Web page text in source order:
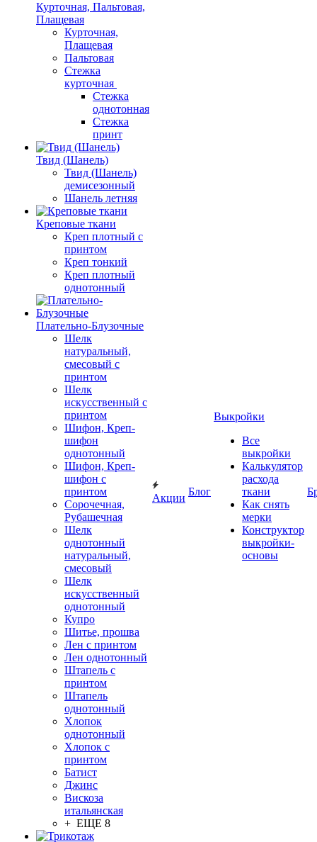
Курточная, Пальтовая,
Плащевая
Курточная,
Плащевая
Пальтовая
Стежка
курточная
Стежка
однотонная
Стежка
принт
Твид (Шанель)
Твид (Шанель)
демисезонный
Шанель летняя
Креповые ткани
Креп плотный с
принтом
Креп тонкий
Креп плотный
однотонный
Плательно-Блузочные
Шелк
натуральный,
смесовый с
принтом
Шелк
искусственный с
принтом
Шифон, Креп-
шифон
однотонный
Шифон, Креп-
шифон с
принтом
Сорочечная,
Рубашечная
Шелк
однотонный
натуральный,
смесовый
Шелк
искусственный
однотонный
Купро
Шитье, прошва
Лен с принтом
Лен однотонный
Штапель с
принтом
Штапель
однотонный
Хлопок
однотонный
Хлопок с
принтом
Батист
Джинс
Вискоза
итальянская
+ ЕЩЕ 8
Акции
Блог
Выкройки
Все
выкройки
Калькулятор
расхода
ткани
Как снять
мерки
Конструктор
выкройки-
основы